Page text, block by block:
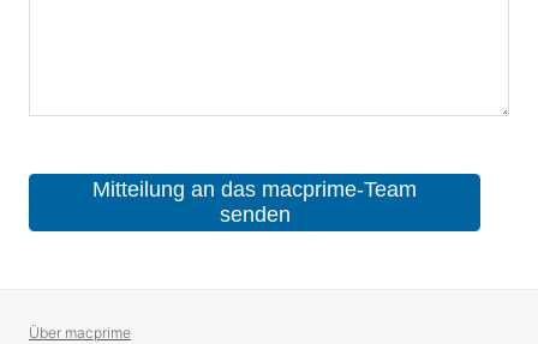
Mitteilung an das macprime-Team
senden
Über macprime